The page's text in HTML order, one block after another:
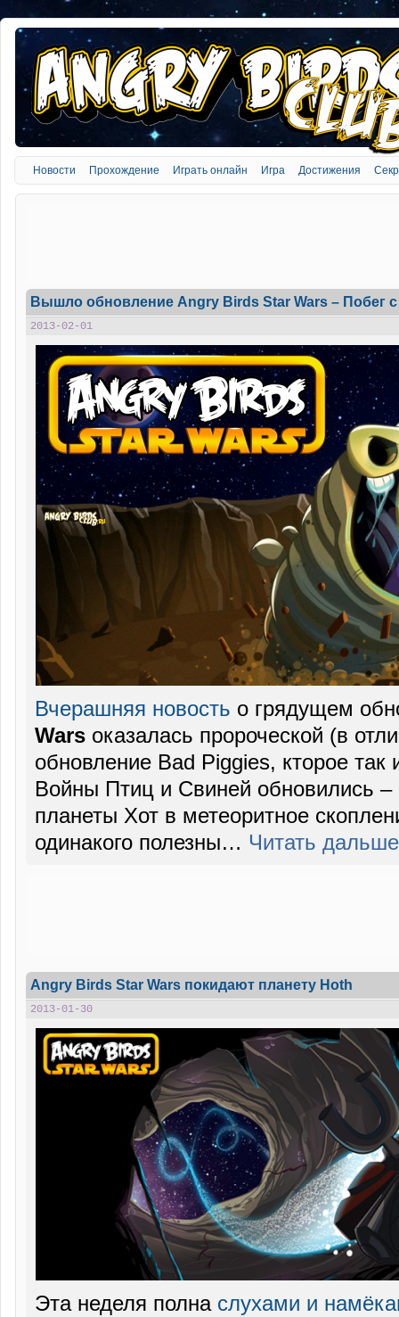
Новости Прохождение Играть онлайн Игра Достижения
Вышло обновление Angry Birds Star Wars – Побег с
2013-02-01
Вчерашняя новость о грядущем
Warsоказалась пророческой (в
обновление Bad Piggies, кторое
Войны Птиц и Свиней обновились –
планеты Хот в метеоритное
одинакого полезны… Читать
Angry Birds Star Wars покидают планету Hoth
2013-01-30
Эта неделя полна слухами и